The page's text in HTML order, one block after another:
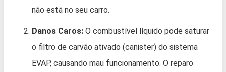
não está no seu carro.
Danos Caros: O combustível líquido pode saturar
o filtro de carvão ativado (canister) do sistema
EVAP, causando mau funcionamento. O reparo